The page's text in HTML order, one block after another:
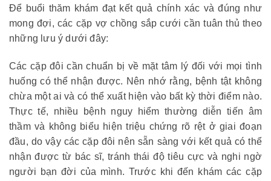
Để buổi thăm khám đạt kết quả chính xác và đúng như
mong đợi, các cặp vợ chồng sắp cưới cần tuân thủ theo
những lưu ý dưới đây:
Các cặp đôi cần chuẩn bị về mặt tâm lý đối với mọi tình
huống có thể nhận được. Nên nhớ rằng, bệnh tật không
chừa một ai và có thể xuất hiện vào bất kỳ thời điểm nào.
Thực tế, nhiều bệnh nguy hiểm thường diễn tiến âm
thầm và không biểu hiện triệu chứng rõ rệt ở giai đoạn
đầu, do vậy các cặp đôi nên sẵn sàng với kết quả có thể
nhận được từ bác sĩ, tránh thái độ tiêu cực và nghi ngờ
người bạn đời của mình. Trước khi đến khám các cặp